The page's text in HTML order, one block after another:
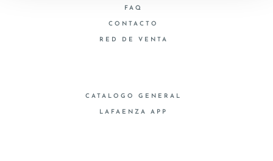
FAQ
CONTACTO
RED DE VENTA
CATALOGO GENERAL
LAFAENZA APP